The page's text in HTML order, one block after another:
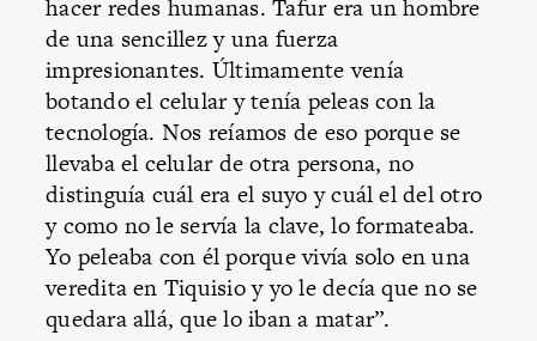
hacer redes humanas. Tafur era un hombre
de una sencillez y una fuerza
impresionantes. Últimamente venía
botando el celular y tenía peleas con la
tecnología. Nos reíamos de eso porque se
llevaba el celular de otra persona, no
distinguía cuál era el suyo y cuál el del otro
y como no le servía la clave, lo formateaba.
Yo peleaba con él porque vivía solo en una
veredita en Tiquisio y yo le decía que no se
quedara allá, que lo iban a matar”.